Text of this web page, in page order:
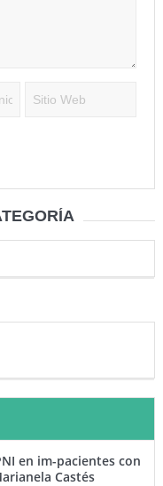
en im-pacientes con
Castés